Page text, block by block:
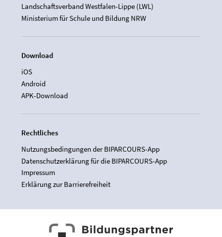
Landschaftsverband Westfalen-Lippe (LWL)
Ministerium für Schule und Bildung NRW
Download
iOS
Android
APK-Download
Rechtliches
Nutzungsbedingungen der BIPARCOURS-App
Datenschutzerklärung für die BIPARCOURS-App
Impressum
Erklärung zur Barrierefreiheit